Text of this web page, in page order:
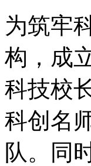
为筑牢
构，成
科技校
科创名
队。同